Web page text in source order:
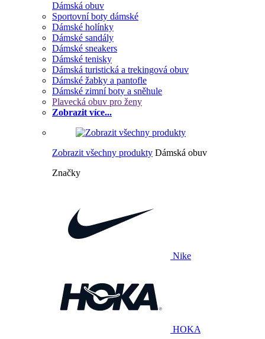
Dámská obuv
Sportovní boty dámské
Dámské holínky
Dámské sandály
Dámské sneakers
Dámské tenisky
Dámská turistická a trekingová obuv
Dámské žabky a pantofle
Dámské zimní boty a sněhule
Plavecká obuv pro ženy
Zobrazit více...
Zobrazit všechny produkty Dámská obuv
Značky
Nike
HOKA